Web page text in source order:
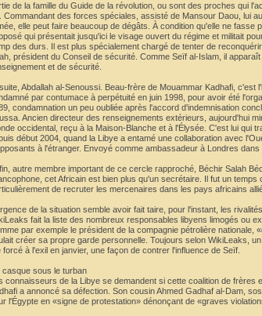
de la famille du Guide de la révolution, ou sont des proches qui
Commandant des forces spéciales, assisté de Mansour Daou, lui
elle peut faire beaucoup de dégâts. À condition qu'elle ne
qui présentait jusqu'ici le visage ouvert du régime et militait
des durs. Il est plus spécialement chargé de tenter de
président du Conseil de sécurité. Comme Seïf al-Islam, il
et de sécurité.
Abdallah al-Senoussi. Beau-frère de Mouammar Kadhafi,
par contumace à perpétuité en juin 1998, pour avoir été
condamnation un peu oubliée après l'accord d'indemnisation
Ancien directeur des renseignements extérieurs, aujourd'hui
occidental, reçu à la Maison-Blanche et à l'Élysée. C'est lui qui
début 2004, quand la Libye a entamé une collaboration avec
à l'étranger. Envoyé comme ambassadeur à Londres
autre membre important de ce cercle rapproché, Béchir Salah
cet Africain est bien plus qu'un secrétaire. Il fut un
de recruter les mercenaires dans les pays africains
de la situation semble avoir fait taire, pour l'instant, les
fait la liste des nombreux responsables libyens limogés ou
par exemple le président de la compagnie pétrolière
créer sa propre garde personnelle. Toujours selon WikiLeaks,
forcé à l'exil en janvier, une façon de contrer l'influence de Seïf.
casque sous le turban
connaisseurs de la Libye se demandent si cette coalition de
a annoncé sa défection. Son cousin Ahmed Gadhaf al-Dam,
l'Égypte en «signe de protestation» dénonçant de «graves